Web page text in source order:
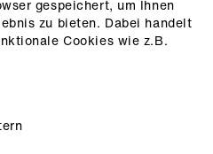
gespeichert, um Ihnen
zu bieten. Dabei handelt
Cookies wie z.B.